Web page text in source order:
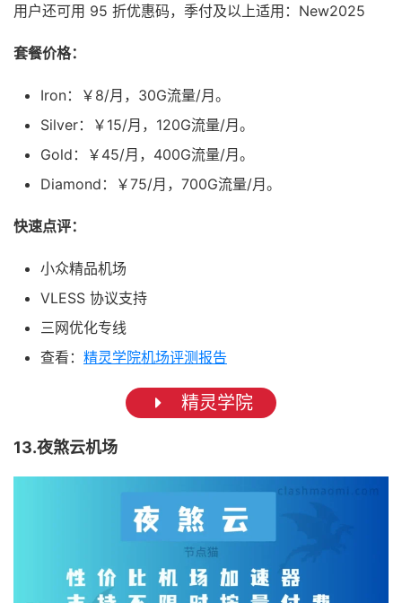
用户还可用 95 折优惠码，季付及以上适用：New2025
套餐价格：
Iron：￥8/月，30G流量/月。
Silver：￥15/月，120G流量/月。
Gold：￥45/月，400G流量/月。
Diamond：￥75/月，700G流量/月。
快速点评：
小众精品机场
VLESS 协议支持
三网优化专线
查看： 精灵学院机场评测报告
精灵学院
13.夜煞云机场